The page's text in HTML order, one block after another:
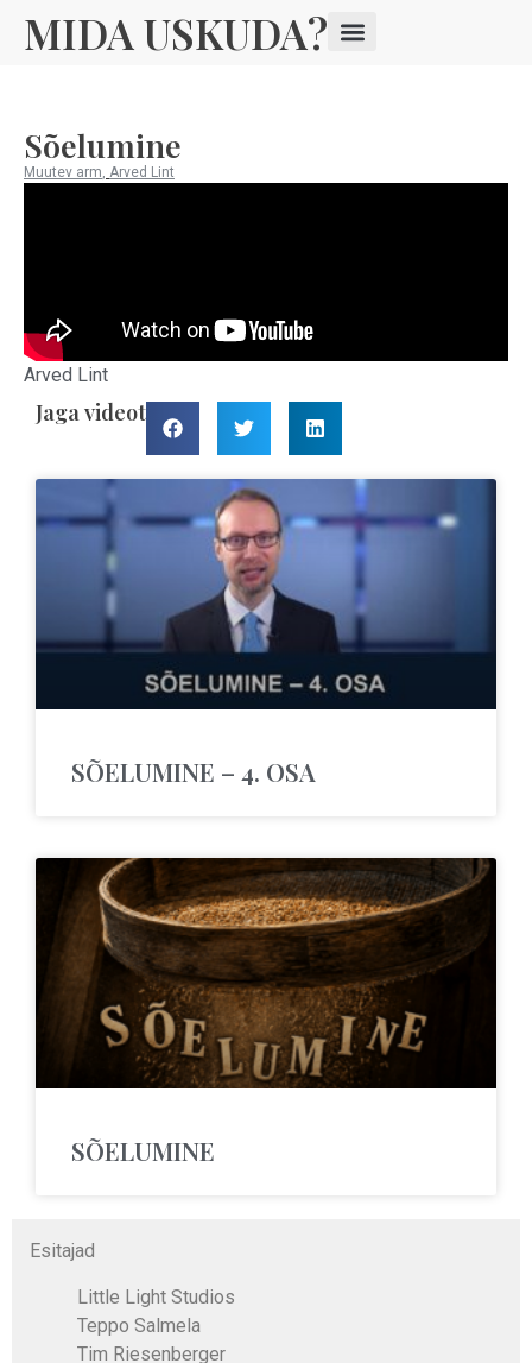
MIDA USKUDA?
Esitajad
Little Light Studios
Teppo Salmela
Tim Riesenberger
Sõelumine
Muutev arm, Arved Lint
Arved Lint
Jaga videot
SÕELUMINE – 4. OSA
SÕELUMINE